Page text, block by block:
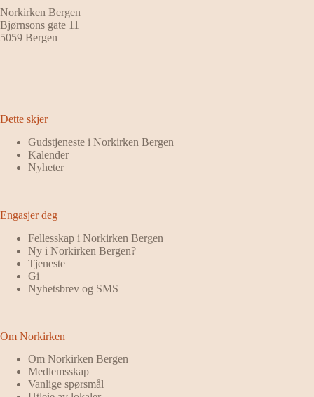
Norkirken Bergen
Bjørnsons gate 11
5059 Bergen
Dette skjer
Gudstjeneste i Norkirken Bergen
Kalender
Nyheter
Engasjer deg
Fellesskap i Norkirken Bergen
Ny i Norkirken Bergen?
Tjeneste
Gi
Nyhetsbrev og SMS
Om Norkirken
Om Norkirken Bergen
Medlemsskap
Vanlige spørsmål